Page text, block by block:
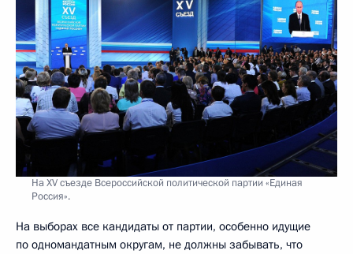
На XV съезде Всероссийской политической партии «Единая
Россия».
На выборах все кандидаты от партии, особенно идущие
по одномандатным округам, не должны забывать, что